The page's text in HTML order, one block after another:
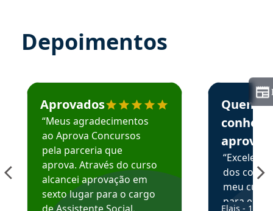
Depoimentos
Estudante José recomenda o Aprova Concursos em
Aprovados
“Meus agradecimentos
ao Aprova Concursos
pela parceria que
aprova. Através do curso
alcancei aprovação em
sexto lugar para o cargo
Estudante
Quem
aprova
dos
meu
para
Elais - 15/